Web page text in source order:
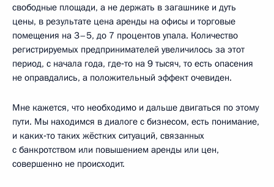
свободные площади, а не держать в загашнике и дуть
цены, в результате цена аренды на офисы и торговые
помещения на 3–5, до 7 процентов упала. Количество
регистрируемых предпринимателей увеличилось за этот
период, с начала года, где‑то на 9 тысяч, то есть опасения
не оправдались, а положительный эффект очевиден.
Мне кажется, что необходимо и дальше двигаться по этому
пути. Мы находимся в диалоге с бизнесом, есть понимание,
и каких‑то таких жёстких ситуаций, связанных
с банкротством или повышением аренды или цен,
совершенно не происходит.